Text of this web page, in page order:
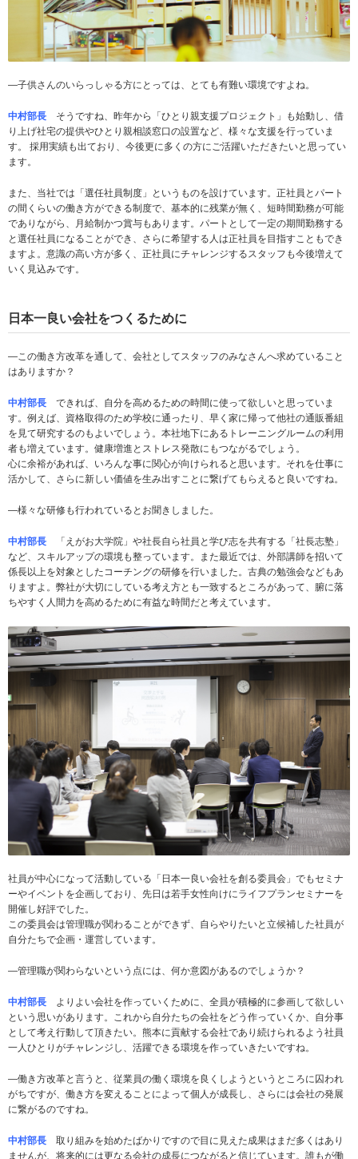
­―子供さんのいらっしゃる方にとっては、とても有難い環境ですよね。
中村部長 そうですね、昨年から「ひとり親支援プロジェクト」も始動し、借
り上げ社宅の提供やひとり親相談窓口の設置など、様々な支援を行っていま
す。 採用実績も出ており、今後更に多くの方にご活躍いただきたいと思ってい
ます。
また、当社では「選任社員制度」というものを設けています。正社員とパート
の間くらいの働き方ができる制度で、基本的に残業が無く、短時間勤務が可能
でありながら、月給制かつ賞与もあります。パートとして一定の期間勤務する
と選任社員になることができ、さらに希望する人は正社員を目指すこともでき
ますよ。意識の高い方が多く、正社員にチャレンジするスタッフも今後増えて
いく見込みです。
日本一良い会社をつくるために
­―この働き方改革を通して、会社としてスタッフのみなさんへ求めていること
はありますか？
中村部長 できれば、自分を高めるための時間に使って欲しいと思っていま
す。例えば、資格取得のため学校に通ったり、早く家に帰って他社の通販番組
を見て研究するのもよいでしょう。本社地下にあるトレーニングルームの利用
者も増えています。健康増進とストレス発散にもつながるでしょう。
心に余裕があれば、いろんな事に関心が向けられると思います。それを仕事に
活かして、さらに新しい価値を生み出すことに繋げてもらえると良いですね。
―様々な研修も行われているとお聞きしました。
中村部長 「えがお大学院」や社長自ら社員と学び志を共有する「社長志塾」
など、スキルアップの環境も整っています。また最近では、外部講師を招いて
係長以上を対象としたコーチングの研修を行いました。古典の勉強会などもあ
りますよ。弊社が大切にしている考え方とも一致するところがあって、腑に落
ちやすく人間力を高めるために有益な時間だと考えています。
社員が中心になって活動している「日本一良い会社を創る委員会」でもセミナ
ーやイベントを企画しており、先日は若手女性向けにライフプランセミナーを
開催し好評でした。
この委員会は管理職が関わることができず、自らやりたいと立候補した社員が
自分たちで企画・運営しています。
―管理職が関わらないという点には、何か意図があるのでしょうか？
中村部長 よりよい会社を作っていくために、全員が積極的に参画して欲しい
という思いがあります。これから自分たちの会社をどう作っていくか、自分事
として考え行動して頂きたい。熊本に貢献する会社であり続けられるよう社員
一人ひとりがチャレンジし、活躍できる環境を作っていきたいですね。
―働き方改革と言うと、従業員の働く環境を良くしようというところに囚われ
がちですが、働き方を変えることによって個人が成長し、さらには会社の発展
に繋がるのですね。
中村部長 取り組みを始めたばかりですので目に見えた成果はまだ多くはあり
ませんが、将来的には更なる会社の成長につながると信じています。誰もが働